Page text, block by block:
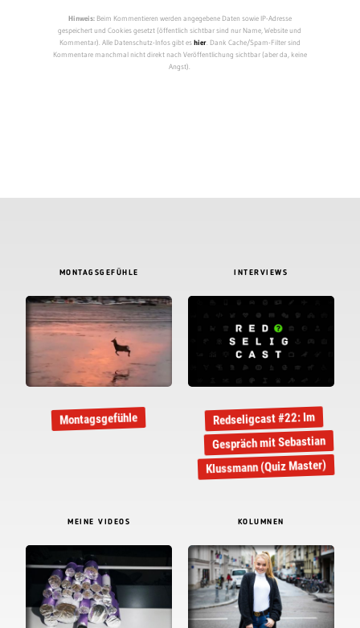
Hinweis:Beim Kommentieren werden angegebene Daten sowie IP-Adresse
gespeichert und Cookies gesetzt (öffentlich sichtbar sind nur Name, Website und
Kommentar). Alle Datenschutz-Infos gibt eshier. Dank Cache/Spam-Filter sind
Kommentare manchmal nicht direkt nach Veröffentlichung sichtbar (aber da, keine
Angst).
MONTAGSGEFÜHLE
Montagsgefühle
INTERVIEWS
Redseligcast #22: Im
Gespräch mit Sebastian
Klussmann (Quiz Master)
MEINE VIDEOS KOLUMNEN